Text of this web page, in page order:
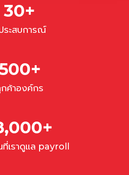
ระสบการณ์
30+
ค้าองค์กร
+
เราดูแล payroll
+